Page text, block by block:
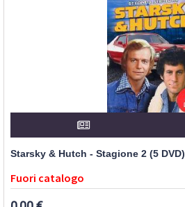
Starsky & Hutch - Stagione 2 (5 DVD)
Fuori catalogo